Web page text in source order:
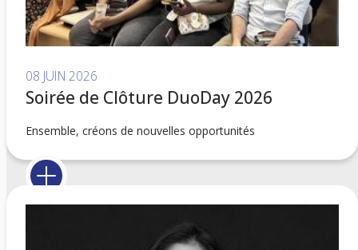
08 JUIN 2026
Soirée de Clôture DuoDay 2026
Ensemble, créons de nouvelles opportunités